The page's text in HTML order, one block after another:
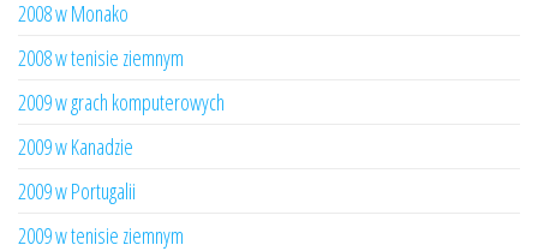
2008 w Monako
2008 w tenisie ziemnym
2009 w grach komputerowych
2009 w Kanadzie
2009 w Portugalii
2009 w tenisie ziemnym